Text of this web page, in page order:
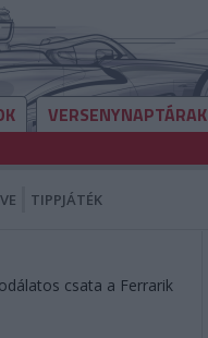
VERSENYNAPTÁRAK
TIPPJÁTÉK
csata a Ferrarik